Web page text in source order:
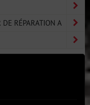
DE RÉPARATION A